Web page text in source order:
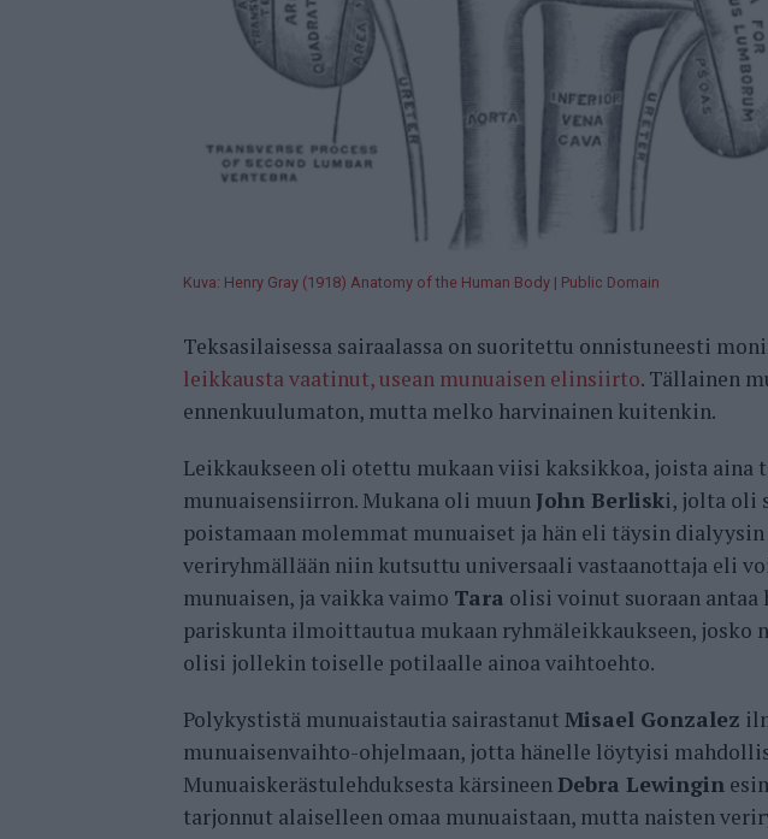
Kuva: Henry Gray (1918) Anatomy of the Human Body | Public Domain
Teksasilaisessa sairaalassa on suoritettu onnistuneesti
leikkausta vaatinut, usean munuaisen elinsiirto. Tällainen
ennenkuulumaton, mutta melko harvinainen kuitenkin.
Leikkaukseen oli otettu mukaan viisi kaksikkoa, joista aina
munuaisensiirron. Mukana oli muun John Berliski, jolta oli
poistamaan molemmat munuaiset ja hän eli täysin
veriryhmällään niin kutsuttu universaali vastaanottaja eli
munuaisen, ja vaikka vaimo Tara olisi voinut suoraan antaa
pariskunta ilmoittautua mukaan ryhmäleikkaukseen, josko
olisi jollekin toiselle potilaalle ainoa vaihtoehto.
Polykystistä munuaistautia sairastanut Misael Gonzalez
munuaisenvaihto-ohjelmaan, jotta hänelle löytyisi
Munuaiskerästulehduksesta kärsineenDebra Lewingin
tarjonnut alaiselleen omaa munuaistaan, mutta naisten